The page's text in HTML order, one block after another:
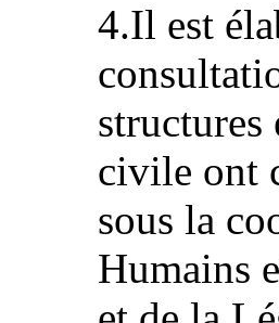
4.Il est
structures
civile ont
sous la
Humains